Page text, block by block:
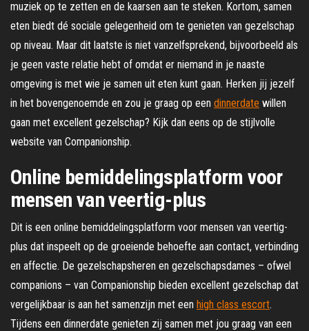
muziek op te zetten en de kaarsen aan te steken. Kortom, samen
eten biedt dé sociale gelegenheid om te genieten van gezelschap
op niveau. Maar dit laatste is niet vanzelfsprekend, bijvoorbeeld als
je geen vaste relatie hebt of omdat er niemand in je naaste
omgeving is met wie je samen uit eten kunt gaan. Herken jij jezelf
in het bovengenoemde en zou je graag op een dinnerdate willen
gaan met excellent gezelschap? Kijk dan eens op de stijlvolle
website van Companionship.
Online bemiddelingsplatform voor
mensen van veertig-plus
Dit is een online bemiddelingsplatform voor mensen van veertig-
plus dat inspeelt op de groeiende behoefte aan contact, verbinding
en affectie. De gezelschapsheren en gezelschapsdames – ofwel
companions – van Companionship bieden excellent gezelschap dat
vergelijkbaar is aan het samenzijn met een high class escort.
Tijdens een dinnerdate genieten zij samen met jou graag van een